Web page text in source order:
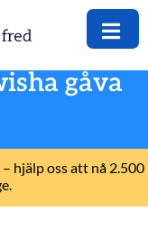
gåva
– hjälp oss att nå 2.500